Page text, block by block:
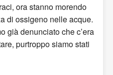
ora stanno morendo
di ossigeno nelle acque.
già denunciato che c’era
purtroppo siamo stati